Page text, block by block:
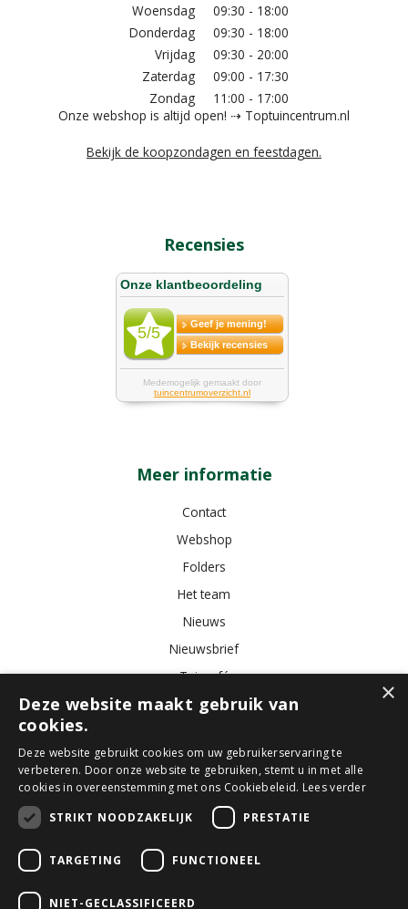
Woensdag
09:30 - 18:00
Donderdag
09:30 - 18:00
Vrijdag
09:30 - 20:00
Zaterdag
09:00 - 17:30
Zondag
11:00 - 17:00
Onze webshop is altijd open! ⇢ Toptuincentrum.nl
Bekijk de koopzondagen en feestdagen.
Recensies
Meer informatie
Contact
Webshop
Folders
Het team
Nieuws
Nieuwsbrief
Tuincafé
Vacatures
Tuincentrum Bloemist Kamerplanten Kunstbloemen
Buitenplanten
Tuinmeubelen
© GroenRijk Den Bosch
×
Deze website maakt gebruik van
cookies.
Deze website gebruikt cookies om uw gebruikerservaring te
verbeteren. Door onze website te gebruiken, stemt u in met alle
cookies in overeenstemming met ons Cookiebeleid. Lees verder
STRIKT NOODZAKELIJK
PRESTATIE
TARGETING FUNCTIONEEL
NIET-GECLASSIFICEERD